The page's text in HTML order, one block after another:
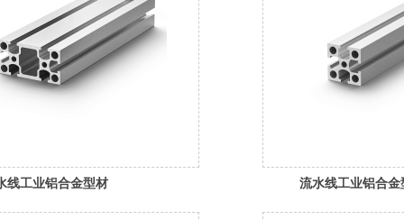
线工业铝合金型材 流水线工业铝合金